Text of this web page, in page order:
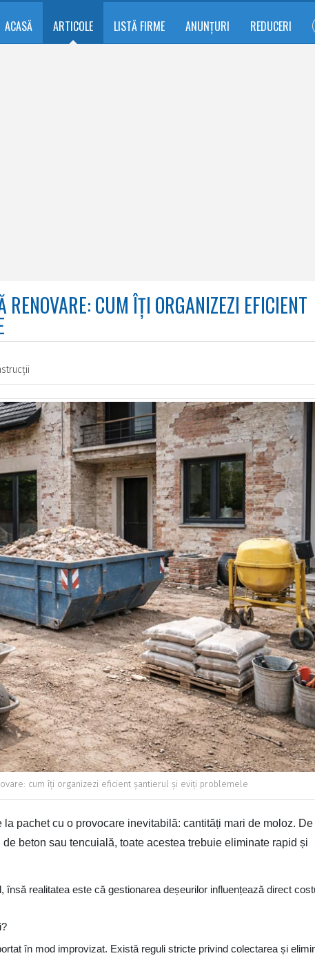
ACASĂ ARTICOLE LISTĂ FIRME ANUNȚURI REDUCERI
CUM ÎȚI ORGANIZEZI EFICIENT
cum îți organizezi eficient șantierul și eviți problemele
pachet cu o provocare inevitabilă: cantități mari de moloz. De
beton sau tencuială, toate acestea trebuie eliminate rapid și
realitatea este că gestionarea deșeurilor influențează direct
în mod improvizat. Există reguli stricte privind colectarea și